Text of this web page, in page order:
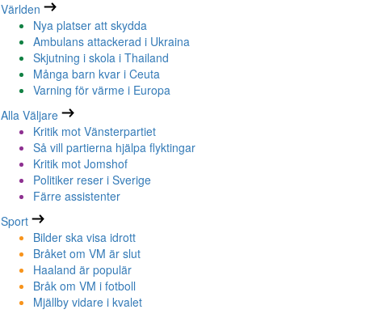
Världen
Nya platser att skydda
Ambulans attackerad i Ukraina
Skjutning i skola i Thailand
Många barn kvar i Ceuta
Varning för värme i Europa
Alla Väljare
Kritik mot Vänsterpartiet
Så vill partierna hjälpa flyktingar
Kritik mot Jomshof
Politiker reser i Sverige
Färre assistenter
Sport
Bilder ska visa idrott
Bråket om VM är slut
Haaland är populär
Bråk om VM i fotboll
Mjällby vidare i kvalet